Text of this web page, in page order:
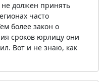
не должен принять
часто
более закон о
сроков юрлицу они
Вот и не знаю, как